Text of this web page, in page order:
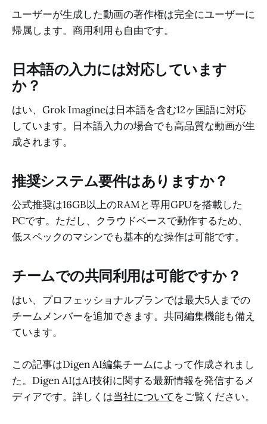
ユーザーが生成した動画の著作権は完全にユーザーに
帰属します。商用利用も自由です。
日本語の入力には対応しています
か？
はい、Grok Imagineは日本語を含む12ヶ国語に対応
しています。日本語入力の場合でも高品質な動画が生
成されます。
推奨システム要件はありますか？
公式推奨は16GB以上のRAMと専用GPUを搭載した
PCです。ただし、クラウドベースで動作するため、
低スペックのマシンでも基本的な操作は可能です。
チームでの共同利用は可能ですか？
はい、プロフェッショナルプランでは最大5人までの
チームメンバーを追加できます。共同編集機能も備え
ています。
この記事はDigen AI編集チームによって作成されまし
た。Digen AIはAI技術に関する最新情報を発信するメ
ディアです。詳しくは当社についてをご覧ください。